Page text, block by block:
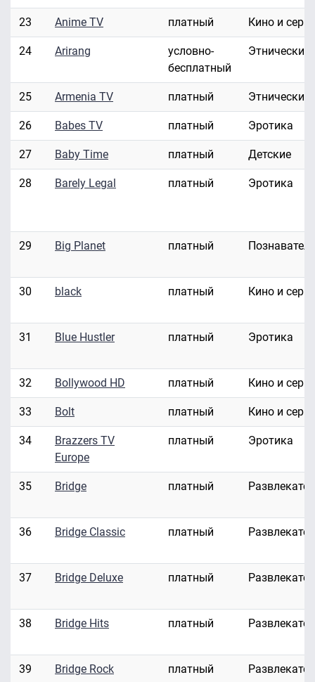
23 Anime TV платный Кино и
24 Arirang
условно-
бесплатный
Этнические
25 Armenia TV платный Этнические
26 Babes TV платный Эротика
27 Baby Time платный Детские
28 Barely Legal платный Эротика
29 Big Planet платный
30 black платный Кино и
31 Blue Hustler платный Эротика
32 Bollywood HD платный Кино и
33 Bolt платный Кино и
34
Brazzers TV
Europe
платный Эротика
35 Bridge платный
36 Bridge Classic платный
37 Bridge Deluxe платный
38 Bridge Hits платный
39 Bridge Rock платный